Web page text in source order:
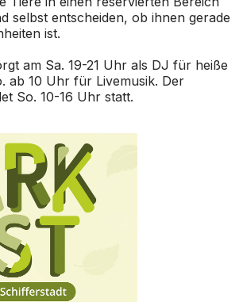
selbst entscheiden, ob ihnen gerade
ist.
am Sa. 19-21 Uhr als DJ für heiße
ab 10 Uhr für Livemusik. Der
So. 10-16 Uhr statt.